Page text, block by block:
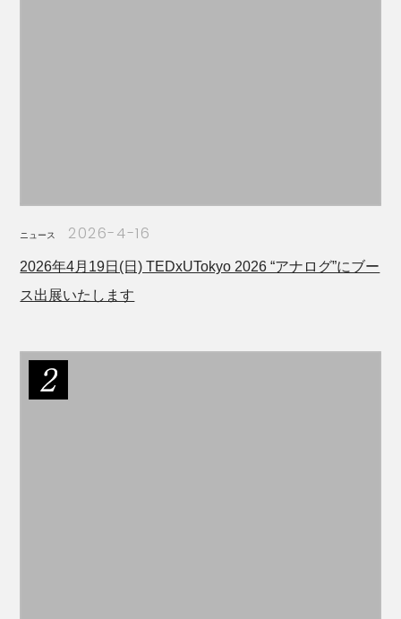
ニュース 2026-4-16
2026年4月19日(日) TEDxUTokyo 2026 “アナログ”にブー
ス出展いたします